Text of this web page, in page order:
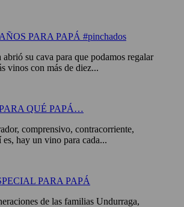
PARA PAPÁ #pinchados
abrió su cava para que podamos regalar
vinos con más de diez...
QUÉ PAPÁ…
comprensivo, contracorriente,
hay un vino para cada...
PARA PAPÁ
de las familias Undurraga,